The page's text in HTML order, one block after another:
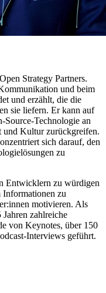
Strategy Partners.
und beim
und erzählt, die die
sie liefern. Er kann auf
Source-Technologie an
und Kultur zurückgreifen.
sich darauf, den
zu
Entwicklern zu würdigen
Informationen zu
motivieren. Als
zahlreiche
von Keynotes, über 150
Interviews geführt.